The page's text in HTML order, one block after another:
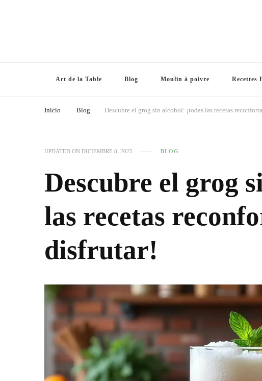
Art de la Table Blog Moulin à poivre Recettes
Inicio Blog Descubre el grog sin alcohol: ¡todas las recetas
UPDATED ON DICIEMBRE 8, 2025 BLOG
Descubre el grog
las recetas
disfrutar!